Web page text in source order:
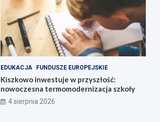
EDUKACJA FUNDUSZE EUROPEJSKIE
Kiszkowo inwestuje w przyszłość:
nowoczesna termomodernizacja szkoły
4 sierpnia 2026